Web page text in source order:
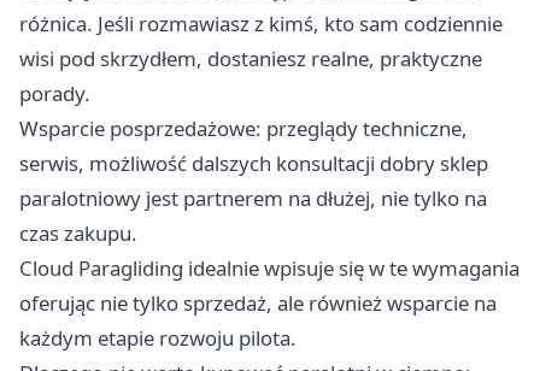
różnica. Jeśli rozmawiasz z kimś, kto sam codziennie
wisi pod skrzydłem, dostaniesz realne, praktyczne
porady.
Wsparcie posprzedażowe: przeglądy techniczne,
serwis, możliwość dalszych konsultacji dobry sklep
paralotniowy jest partnerem na dłużej, nie tylko na
czas zakupu.
Cloud Paragliding idealnie wpisuje się w te wymagania
oferując nie tylko sprzedaż, ale również wsparcie na
każdym etapie rozwoju pilota.